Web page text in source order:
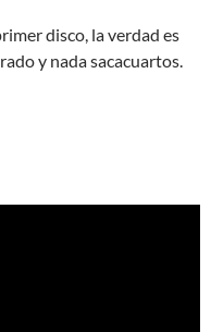
disco, la verdad es
y nada sacacuartos.